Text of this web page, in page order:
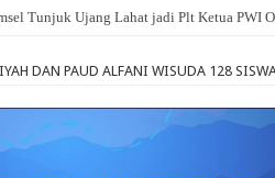
Tunjuk Ujang Lahat jadi Plt Ketua PWI
DAN PAUD ALFANI WISUDA 128